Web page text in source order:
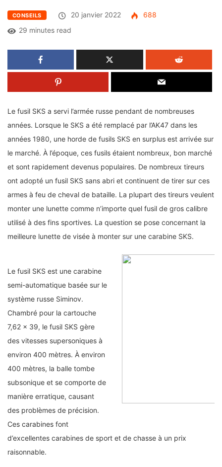
CONSEILS 20 janvier 2022
688
29 minutes read
Le fusil SKS a servi l’armée russe pendant de nombreuses
années. Lorsque le SKS a été remplacé par l’AK47 dans les
années 1980, une horde de fusils SKS en surplus est arrivée sur
le marché. À l’époque, ces fusils étaient nombreux, bon marché
et sont rapidement devenus populaires. De nombreux tireurs
ont adopté un fusil SKS sans abri et continuent de tirer sur ces
armes à feu de cheval de bataille. La plupart des tireurs veulent
monter une lunette comme n’importe quel fusil de gros calibre
utilisé à des fins sportives. La question se pose concernant la
meilleure lunette de visée à monter sur une carabine SKS.
Le fusil SKS est une carabine
semi-automatique basée sur le
système russe Siminov.
Chambré pour la cartouche
7,62 × 39, le fusil SKS gère
des vitesses supersoniques à
environ 400 mètres. À environ
400 mètres, la balle tombe
subsonique et se comporte de
manière erratique, causant
des problèmes de précision.
Ces carabines font
d’excellentes carabines de sport et de chasse à un prix
raisonnable.